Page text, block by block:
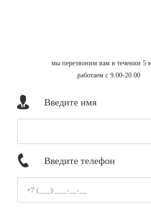
мы перезвоним вам в течении 5
работаем с 9.00-20.00
Введите имя
Введите телефон